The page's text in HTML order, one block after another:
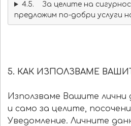
4.5. За целите на
предложим по-добри услуги
5. КАК ИЗПОЛЗВАМЕ
Използваме Вашите лични
и само за целите,
Уведомление. Личните